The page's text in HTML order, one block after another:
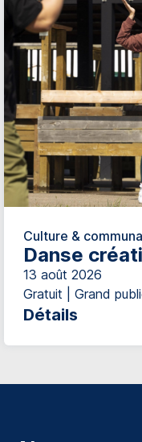
Culture &
Danse
13 août 2026
Gratuit | Grand
Détails